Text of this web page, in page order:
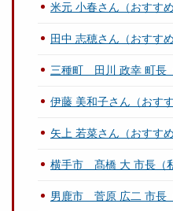
米元 小春さん（おすすめ
田中 志穂さん（おすす
三種町 田川 政幸 町長
伊藤 美和子さん（おす
矢上 若菜さん（おすすめ
横手市 髙橋 大 市長（
男鹿市 菅原 広二 市長